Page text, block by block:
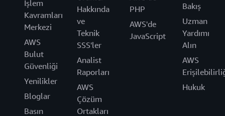
İşlem
Kavramları
Merkezi
AWS
Bulut
Güvenliği
Yenilikler
Bloglar
Basın
Hakkında
ve
Teknik
SSS'ler
Analist
Raporları
AWS
Çözüm
Ortakları
PHP
AWS'de
JavaScript
Bakış
Uzman
Yardımı
Alın
AWS
Hukuk